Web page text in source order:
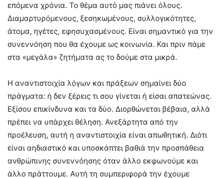
επόμενα χρόνια. Το θέμα αυτό μας πιάνει όλους.
Διαμαρτυρόμενους, ξεσηκωμένους, συλλογικότητες,
άτομα, ηγέτες, εφησυχασμένους. Είναι σημαντικό για την
συνεννόηση που θα έχουμε ως κοινωνία. Και πριν πάμε
στα «μεγάλα» ζητήματα ας το δούμε στα μικρά.
Η αναντιστοιχία λόγων και πράξεων σημαίνει δύο
πράγματα: ή δεν ξέρεις τι σου γίνεται ή είσαι απατεώνας.
Εξίσου επικίνδυνα και τα δύο. Διορθώνεται βέβαια, αλλά
πρέπει να υπάρχει θέληση. Ανεξάρτητα από την
προέλευση, αυτή η αναντιστοιχία είναι απωθητική. Διότι
είναι αηδιαστικό και υποσκάπτει βαθιά την προσπάθεια
ανθρώπινης συνεννόησης όταν άλλο εκφωνούμε και
άλλο πράττουμε. Αυτή τη συμπεριφορά την έχουμε